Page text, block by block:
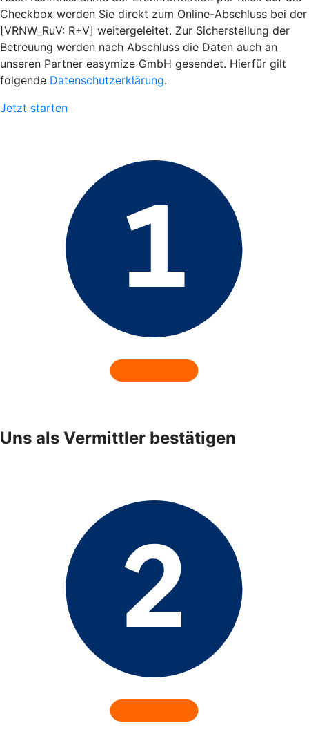
Checkbox werden Sie direkt zum Online-Abschluss bei der
[VRNW_RuV: R+V] weitergeleitet. Zur Sicherstellung der
Betreuung werden nach Abschluss die Daten auch an
unseren Partner easymize GmbH gesendet. Hierfür gilt
folgende Datenschutzerklärung.
Jetzt starten
Uns als Vermittler bestätigen